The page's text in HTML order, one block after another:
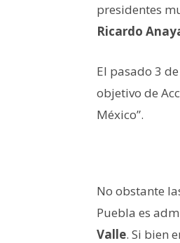
presidentes
Ricardo
El pasado 3
objetivo de
México”.
No obstante
Puebla es
Valle. Si bien